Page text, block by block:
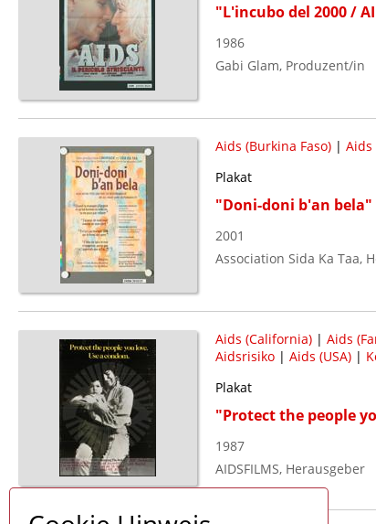
"L'incubo del 2000 /
1986
Gabi Glam, Produzent/in
Aids (Burkina Faso)| Aids
Plakat
"Doni-doni b'an bela"
2001
Association Sida Ka Taa,
Aids (California)| Aids
Aidsrisiko| Aids (USA)|
Plakat
"Protect the people
1987
AIDSFILMS, Herausgeber